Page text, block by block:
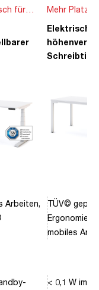
für
Arbeiten,
Mehr Platz
Ideen
Elektrisch
TÜV©
Ergonomie,
mobiles
< 0,1 W im